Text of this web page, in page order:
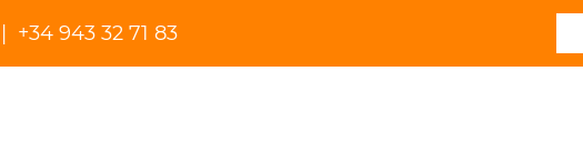
+34 943 32 71 83